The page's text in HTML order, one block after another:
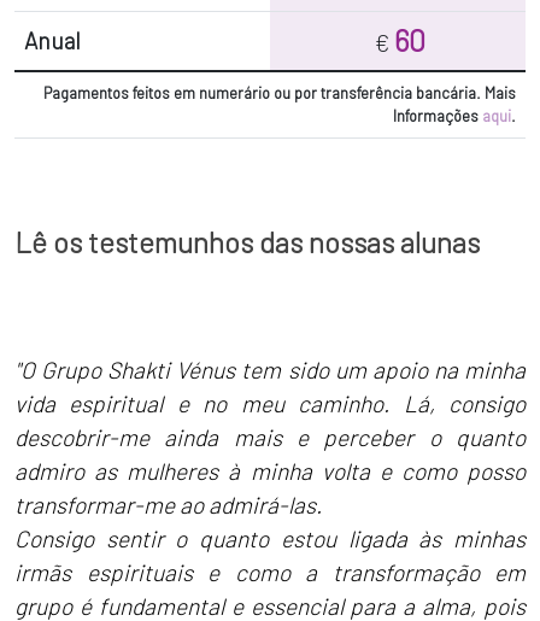
Anual € 60
Pagamentos feitos em numerário ou por transferência bancária. Mais
Informações aqui.
Lê os testemunhos das nossas alunas
"O Grupo Shakti Vénus tem sido um apoio na minha
vida espiritual e no meu caminho. Lá, consigo
descobrir-me ainda mais e perceber o quanto
admiro as mulheres à minha volta e como posso
transformar-me ao admirá-las.
Consigo sentir o quanto estou ligada às minhas
irmãs espirituais e como a transformação em
grupo é fundamental e essencial para a alma, pois